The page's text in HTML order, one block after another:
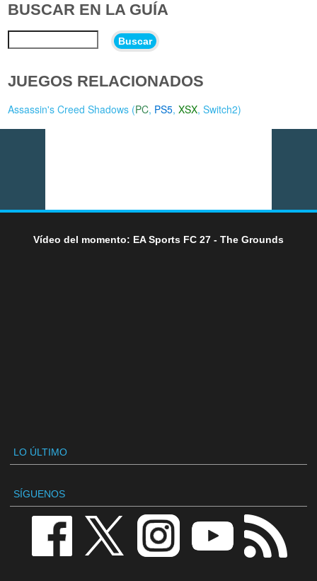
BUSCAR EN LA GUÍA
Buscar
JUEGOS RELACIONADOS
Assassin's Creed Shadows (PC, PS5,XSX,Switch2)
Vídeo del momento: EA Sports FC 27 - The Grounds
LO ÚLTIMO
SÍGUENOS